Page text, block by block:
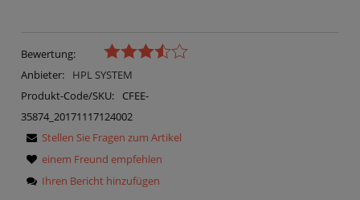
Bewertung:
Anbieter:
HPL SYSTEM
Produkt-Code/SKU:
CFEE-
35874_20171117124002
Stellen Sie Fragen zum Artikel
einem Freund empfehlen
Ihren Bericht hinzufügen